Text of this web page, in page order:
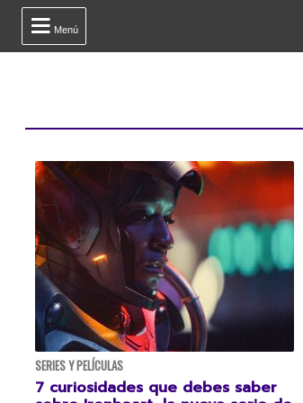
 Menú
SERIES Y PELÍCULAS
7 curiosidades que debes saber